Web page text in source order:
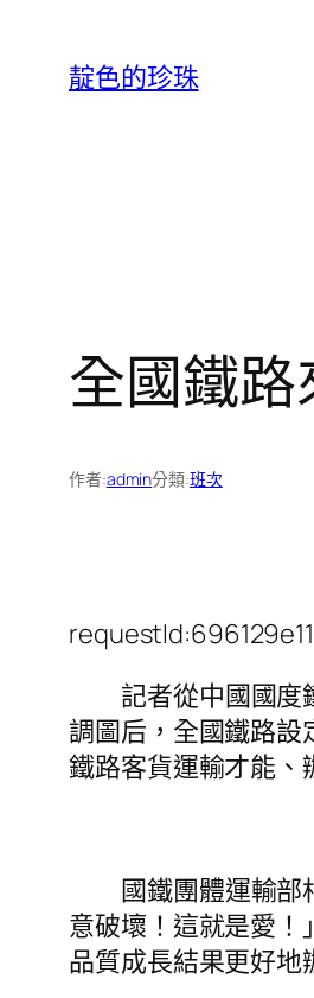
靛色的珍珠
全國鐵
作者:admin分類:班次
記者從中國國度
調圖后，全國鐵路設
鐵路客貨運輸才能、
國鐵團體運輸部
意破壞！這就是愛
品質成長結果更好地